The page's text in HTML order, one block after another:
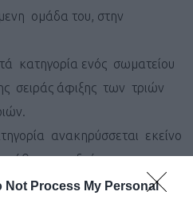
Not Process My Personal
ομάδα του, στην
κατηγορία ενός σωματείου
σειράς άφιξης των τριών
ανακηρύσσεται εκείνο
άθροισμα, δεύτερο το
άθροισμα κλπ.